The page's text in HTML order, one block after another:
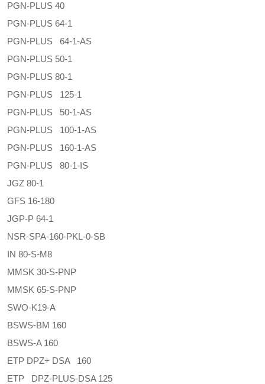
PGN-PLUS 40
PGN-PLUS 64-1
PGN-PLUS 64-1-AS
PGN-PLUS 50-1
PGN-PLUS 80-1
PGN-PLUS 125-1
PGN-PLUS 50-1-AS
PGN-PLUS 100-1-AS
PGN-PLUS 160-1-AS
PGN-PLUS 80-1-IS
JGZ 80-1
GFS 16-180
JGP-P 64-1
NSR-SPA-160-PKL-0-SB
IN 80-S-M8
MMSK 30-S-PNP
MMSK 65-S-PNP
SWO-K19-A
BSWS-BM 160
BSWS-A 160
ETP DPZ+ DSA 160
ETP DPZ-PLUS-DSA 125